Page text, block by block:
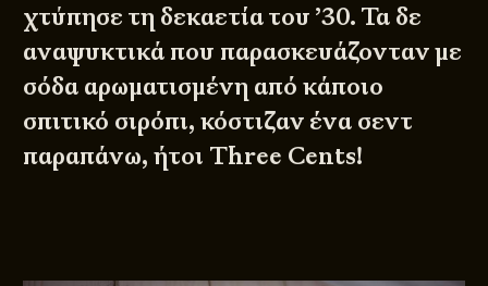
χτύπησε τη δεκαετία του ’30. Τα δε
αναψυκτικά που παρασκευάζονταν με
σόδα αρωματισμένη από κάποιο
σπιτικό σιρόπι, κόστιζαν ένα σεντ
παραπάνω, ήτοι Three Cents!